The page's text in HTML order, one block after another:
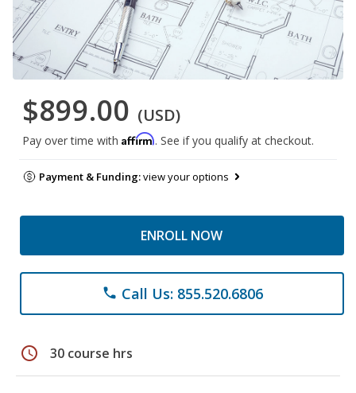
$899.00 (USD)
Pay over time with Affirm. See if you qualify at checkout.
Payment & Funding:view your options
ENROLL NOW
phone Call Us: 855.520.6806
schedule 30 course hrs